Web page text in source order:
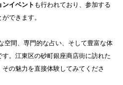
ンイベント も行われており、参加する
できます。
空間、専門的な占い、そして豊富な体
。江東区の砂町銀座商店街に訪れた
の魅力を直接体験してみてくださ